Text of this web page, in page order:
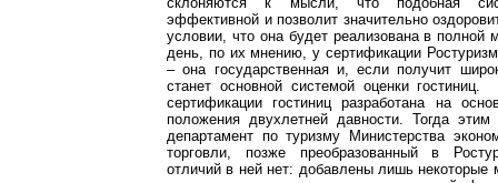
эффективной и позволит значительно
условии, что она будет реализована в полной
день, по их мнению, у сертификации
– она государственная и, если получит
станет основной системой оценки
сертификации гостиниц разработана на
положения двухлетней давности. Тогда
департамент по туризму Министерства
торговли, позже преобразованный в
отличий в ней нет: добавлены лишь